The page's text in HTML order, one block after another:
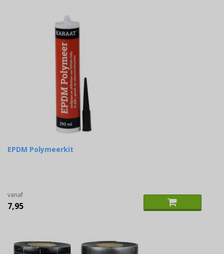
EPDM Polymeerkit
vanaf
7,95